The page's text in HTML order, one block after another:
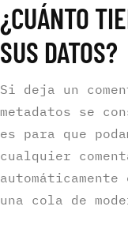
¿CUÁNTO
SUS DATOS?
Si deja un
metadatos se
es para que
cualquier
una cola de